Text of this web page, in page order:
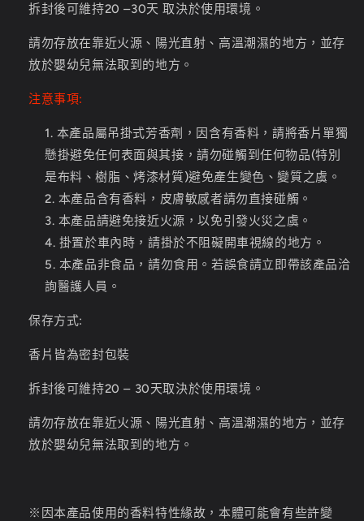
拆封後可維持20–30天 取決於使用環境。
請勿存放在靠近火源、陽光直射、高溫潮濕的地方，並存
放於嬰幼兒無法取到的地方。
注意事項:
本產品屬吊掛式芳香劑，因含有香料，請將香片單獨
懸掛避免任何表面與其接，請勿碰觸到任何物品(特別
是布料、樹脂、烤漆材質)避免產生變色、變質之虞。
本產品含有香料，皮膚敏感者請勿直接碰觸。
本產品請避免接近火源，以免引發火災之虞。
掛置於車內時，請掛於不阻礙開車視線的地方。
本產品非食品，請勿食用。若誤食請立即帶該產品洽
詢醫護人員。
保存方式:
香片皆為密封包裝
拆封後可維持20– 30天取決於使用環境。
請勿存放在靠近火源、陽光直射、高溫潮濕的地方，並存
放於嬰幼兒無法取到的地方。
※因本產品使用的香料特性緣故，本體可能會有些許變